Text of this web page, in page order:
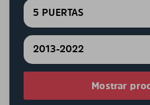
5 PUERTAS
2013-2022
Mostrar